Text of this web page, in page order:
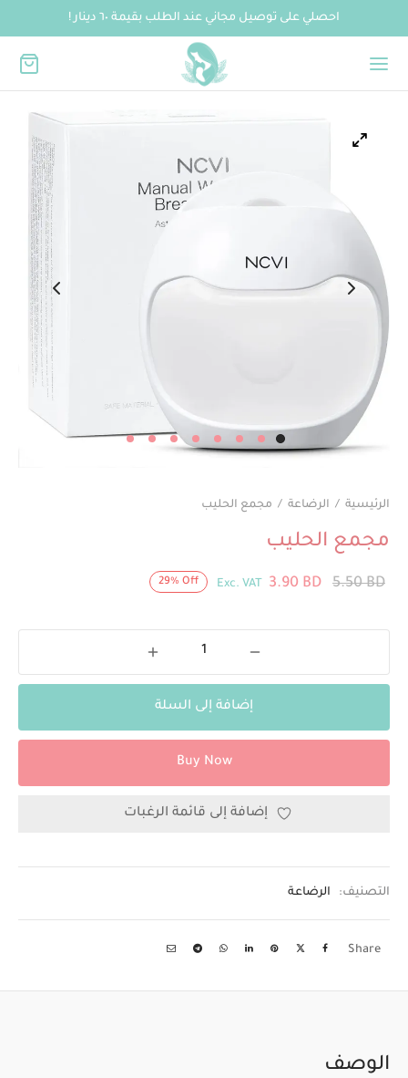
احصلي على توصيل مجاني عند الطلب بقيمة ٦٠ دينار !
الرئيسية / الرضاعة / مجمع الحليب
مجمع الحليب
29% Off 5.50BD
السعر3.90 BD
السعر
Exc. VAT
إضافة إلى السلة
Buy Now
إضافة إلى قائمة الرغبات
التصنيف: الرضاعة
Share
الوصف